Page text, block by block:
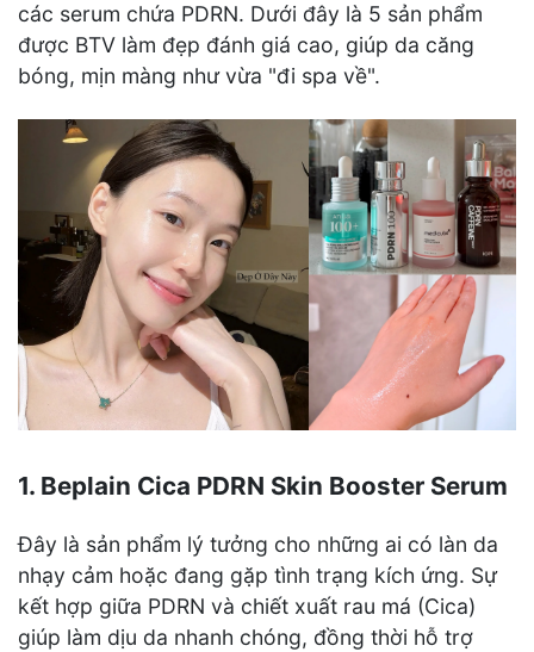
các serum chứa PDRN. Dưới đây là 5 sản phẩm
được BTV làm đẹp đánh giá cao, giúp da căng
bóng, mịn màng như vừa "đi spa về".
1. Beplain Cica PDRN Skin Booster Serum
Đây là sản phẩm lý tưởng cho những ai có làn da
nhạy cảm hoặc đang gặp tình trạng kích ứng. Sự
kết hợp giữa PDRN và chiết xuất rau má (Cica)
giúp làm dịu da nhanh chóng, đồng thời hỗ trợ